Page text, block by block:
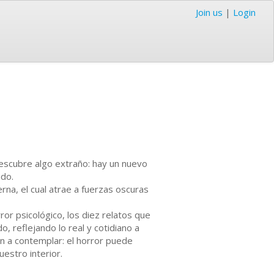
Join us | Login
algo extraño: hay un nuevo
el cual atrae a fuerzas oscuras
psicológico, los diez relatos que
reflejando lo real y cotidiano a
a contemplar: el horror puede
interior.